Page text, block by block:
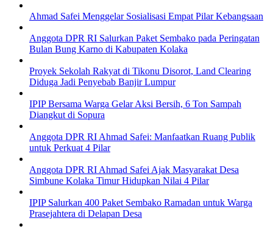
Ahmad Safei Menggelar Sosialisasi Empat Pilar Kebangsaan
Anggota DPR RI Salurkan Paket Sembako pada Peringatan
Bulan Bung Karno di Kabupaten Kolaka
Proyek Sekolah Rakyat di Tikonu Disorot, Land Clearing
Diduga Jadi Penyebab Banjir Lumpur
IPIP Bersama Warga Gelar Aksi Bersih, 6 Ton Sampah
Diangkut di Sopura
Anggota DPR RI Ahmad Safei: Manfaatkan Ruang Publik
untuk Perkuat 4 Pilar
Anggota DPR RI Ahmad Safei Ajak Masyarakat Desa
Simbune Kolaka Timur Hidupkan Nilai 4 Pilar
IPIP Salurkan 400 Paket Sembako Ramadan untuk Warga
Prasejahtera di Delapan Desa